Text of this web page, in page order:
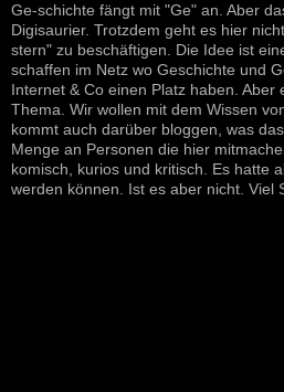
Ge-schichte fängt mit "Ge" an. Aber
Digisaurier. Trotzdem geht es hier
stern" zu beschäftigen. Die Idee ist
schaffen im Netz wo Geschichte und
Internet & Co einen Platz haben. Aber
Thema. Wir wollen mit dem Wissen
kommt auch darüber bloggen, was
Menge an Personen die hier
komisch, kurios und kritisch. Es hatte
werden können. Ist es aber nicht. Viel